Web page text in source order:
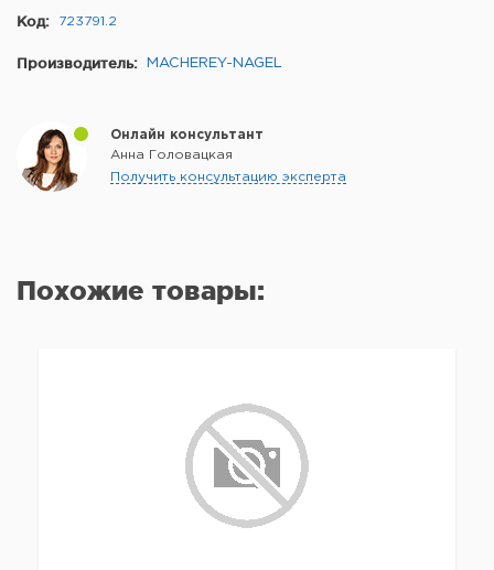
Код: 723791.2
Производитель: MACHEREY-NAGEL
Онлайн консультант
Анна Головацкая
Получить консультацию эксперта
Похожие товары: